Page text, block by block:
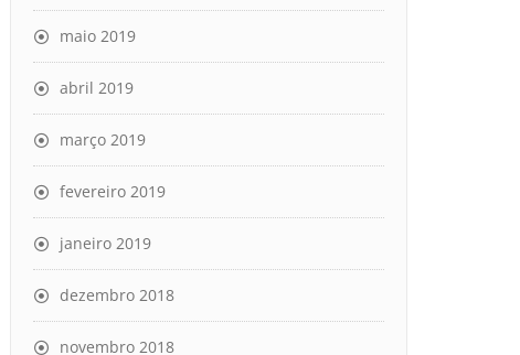
maio 2019
abril 2019
março 2019
fevereiro 2019
janeiro 2019
dezembro 2018
novembro 2018